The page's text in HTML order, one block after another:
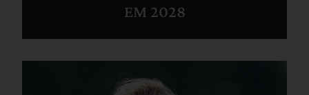
EM 2028